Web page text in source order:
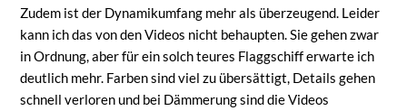
Zudem ist der Dynamikumfang mehr als überzeugend. Leider
kann ich das von den Videos nicht behaupten. Sie gehen zwar
in Ordnung, aber für ein solch teures Flaggschiff erwarte ich
deutlich mehr. Farben sind viel zu übersättigt, Details gehen
schnell verloren und bei Dämmerung sind die Videos